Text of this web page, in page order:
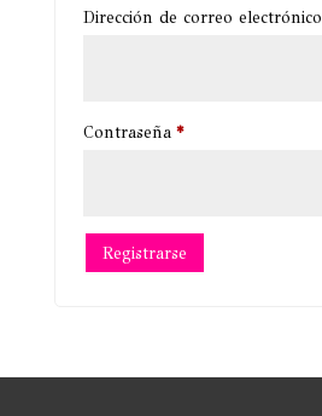
Dirección de correo electrónico
Contraseña *Obligatorio
Registrarse